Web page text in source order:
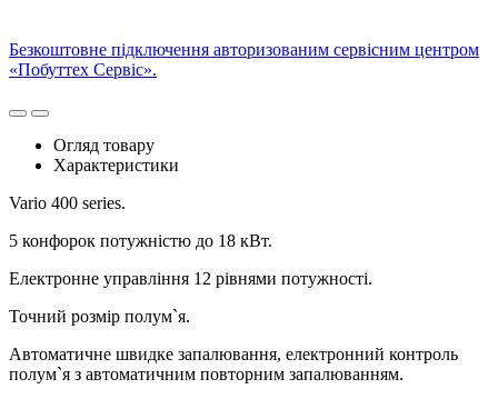
Безкоштовне підключення авторизованим сервісним центром
«Побуттех Сервіс».
Огляд товару
Характеристики
Vario 400 series.
5 конфорок потужністю до 18 кВт.
Електронне управління 12 рівнями потужності.
Точний розмір полум`я.
Автоматичне швидке запалювання, електронний контроль
полум`я з автоматичним повторним запалюванням.